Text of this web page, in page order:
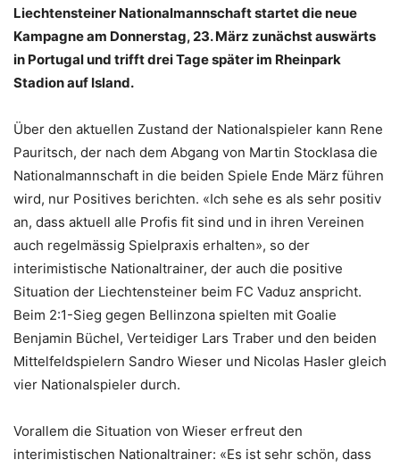
Liechtensteiner Nationalmannschaft startet die neue
Kampagne am Donnerstag, 23. März zunächst auswärts
in Portugal und trifft drei Tage später im Rheinpark
Stadion auf Island.
Über den aktuellen Zustand der Nationalspieler kann Rene
Pauritsch, der nach dem Abgang von Martin Stocklasa die
Nationalmannschaft in die beiden Spiele Ende März führen
wird, nur Positives berichten. «Ich sehe es als sehr positiv
an, dass aktuell alle Profis fit sind und in ihren Vereinen
auch regelmässig Spielpraxis erhalten», so der
interimistische Nationaltrainer, der auch die positive
Situation der Liechtensteiner beim FC Vaduz anspricht.
Beim 2:1-Sieg gegen Bellinzona spielten mit Goalie
Benjamin Büchel, Verteidiger Lars Traber und den beiden
Mittelfeldspielern Sandro Wieser und Nicolas Hasler gleich
vier Nationalspieler durch.
Vorallem die Situation von Wieser erfreut den
interimistischen Nationaltrainer: «Es ist sehr schön, dass